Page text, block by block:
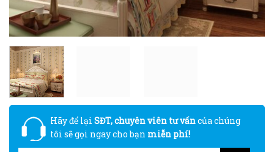
Hãy để lại SĐT, chuyên viên tư vấncủa chúng
tôi sẽ gọi ngay cho bạn miễn phí!